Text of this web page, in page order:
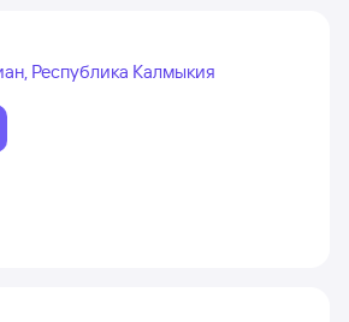
Республика Калмыкия